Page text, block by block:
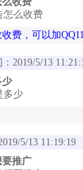
么收费
费，可以加
2019/5/13
少
少
5/13 11:19:19
推广